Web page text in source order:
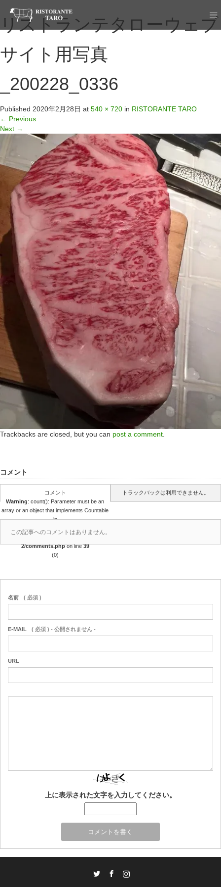
リストランテタローウェブ
サイト用写真
_200228_0336
Published 2020年2月28日 at 540 × 720 in RISTORANTE TARO
← Previous
Next →
Trackbacks are closed, but you can post a comment.
コメント
コメント
Warning: count(): Parameter must be an
array or an object that implements Countable
in
/home/r4688280/public_html/takedataro.c
2/comments.phpon line39
(0)
トラックバックは利用できません。
この記事へのコメントはありません。
名前 ( 必須 )
E-MAIL ( 必須 ) - 公開されません -
URL
上に表示された文字を入力してください。